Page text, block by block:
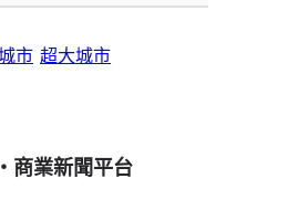
市 超大城市
商業新聞平台